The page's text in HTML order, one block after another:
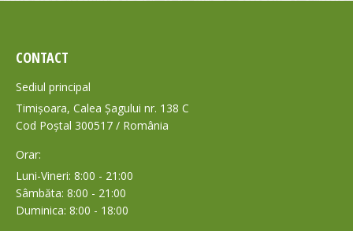
CONTACT
Sediul principal
Timișoara, Calea Șagului nr. 138 C
Cod Poștal 300517 / România
Orar:
Luni-Vineri: 8:00 - 21:00
Sâmbăta: 8:00 - 21:00
Duminica: 8:00 - 18:00